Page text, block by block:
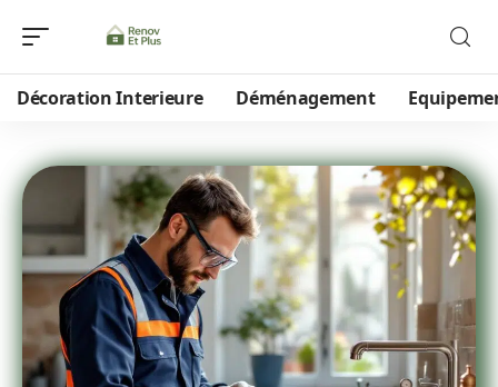
Décoration Interieure Déménagement